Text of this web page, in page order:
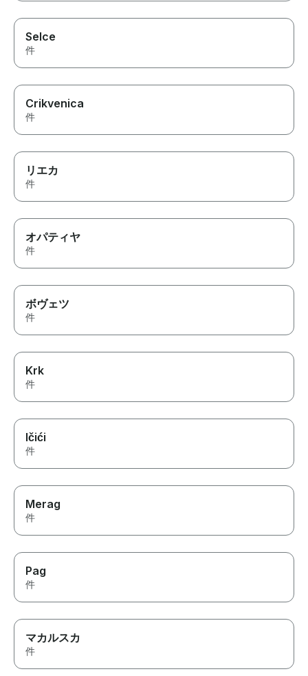
Selce
件
Crikvenica
件
リエカ
件
オパティヤ
件
ボヴェツ
件
Krk
件
Ičići
件
Merag
件
Pag
件
マカルスカ
件